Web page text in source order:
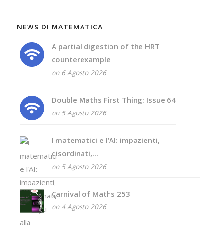
NEWS DI MATEMATICA
A partial digestion of the HRT
counterexample
on 6 Agosto 2026
Double Maths First Thing: Issue 64
on 5 Agosto 2026
I matematici e l’AI: impazienti,
disordinati,...
on 5 Agosto 2026
Carnival of Maths 253
on 4 Agosto 2026